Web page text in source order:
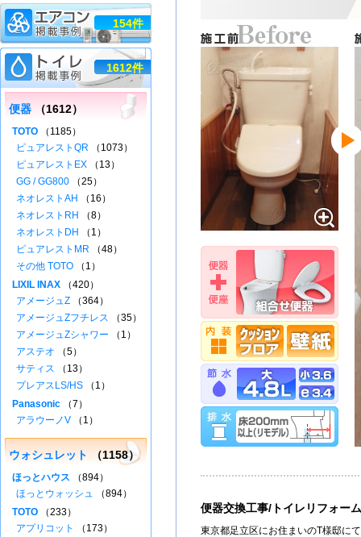
便器交換工事/トイレリフォーム
東京都足立区にお住まいのT様邸に
154件
1612件
便器 （1612）
TOTO （1185）
ピュアレストQR （1073）
ピュアレストEX （13）
GG / GG800 （25）
ネオレストAH
（16）
ネオレストRH
（8）
ネオレストDH
（1）
ピュアレストMR （48）
その他 TOTO （1）
LIXIL INAX （420）
アメージュZ （364）
アメージュZフチレス （35）
アメージュZシャワー （1）
アステオ （5）
サティス （13）
プレアスLS/HS （1）
Panasonic （7）
アラウーノV （1）
ウォシュレット （1158）
ほっとハウス （894）
ほっとウォッシュ （894）
TOTO （233）
アプリコット
（173）